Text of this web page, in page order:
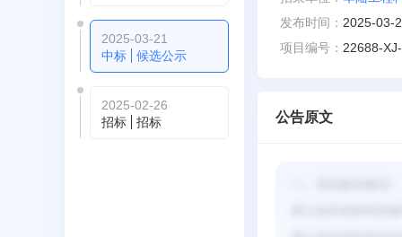
2025-03-21
中标
候选公示
2025-02-26
招标
招标
发布时间： 2025-03-
项目编号： 22688-
公告原文